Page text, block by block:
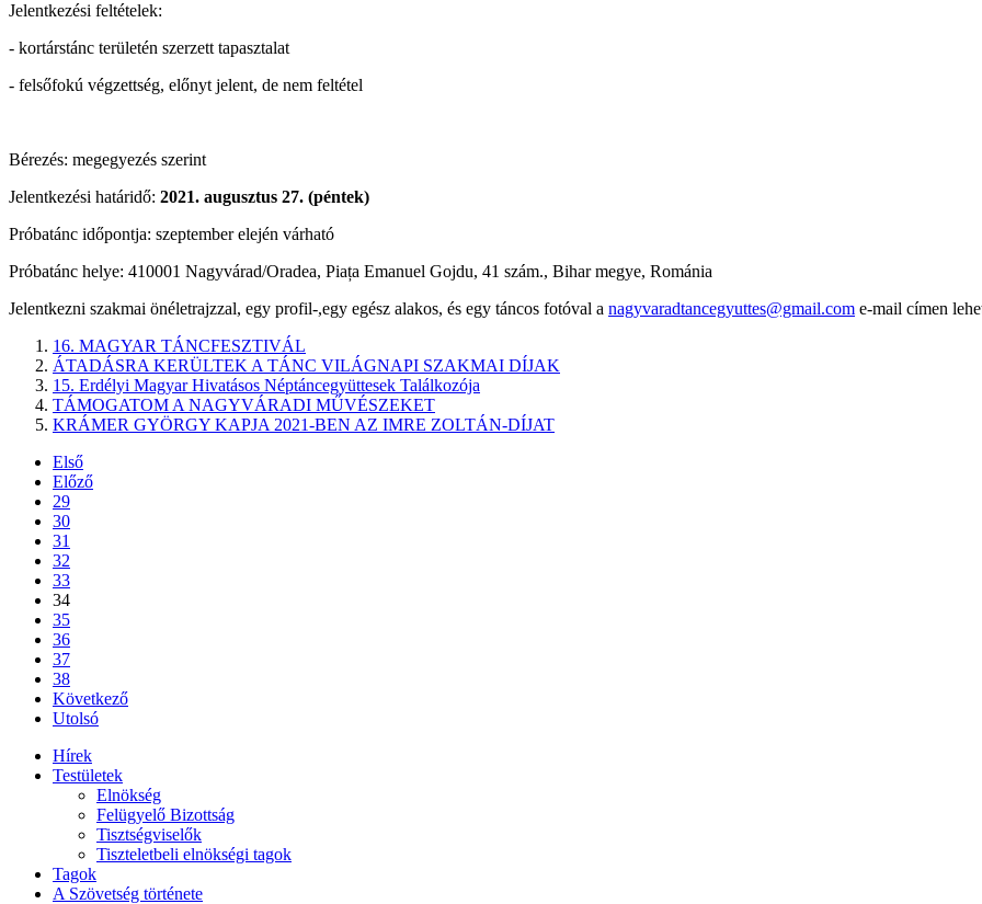
Jelentkezési feltételek:
- kortárstánc területén szerzett tapasztalat
- felsőfokú végzettség, előnyt jelent, de nem feltétel
Bérezés: megegyezés szerint
Jelentkezési határidő: 2021. augusztus 27. (péntek)
Próbatánc időpontja: szeptember elején várható
Próbatánc helye: 410001 Nagyvárad/Oradea, Piața Emanuel Gojdu, 41 szám., Bihar megye, Románia
Jelentkezni szakmai önéletrajzzal, egy profil-,egy egész alakos, és egy táncos fotóval a nagyvaradtancegyuttes@gmail.com e-mail címen
16. MAGYAR TÁNCFESZTIVÁL
ÁTADÁSRA KERÜLTEK A TÁNC VILÁGNAPI SZAKMAI DÍJAK
15. Erdélyi Magyar Hivatásos Néptáncegyüttesek Találkozója
TÁMOGATOM A NAGYVÁRADI MŰVÉSZEKET
KRÁMER GYÖRGY KAPJA 2021-BEN AZ IMRE ZOLTÁN-DÍJAT
Első
Előző
29
30
31
32
33
34
35
36
37
38
Következő
Utolsó
Hírek
Testületek
Elnökség
Felügyelő Bizottság
Tisztségviselők
Tiszteletbeli elnökségi tagok
Tagok
A Szövetség története